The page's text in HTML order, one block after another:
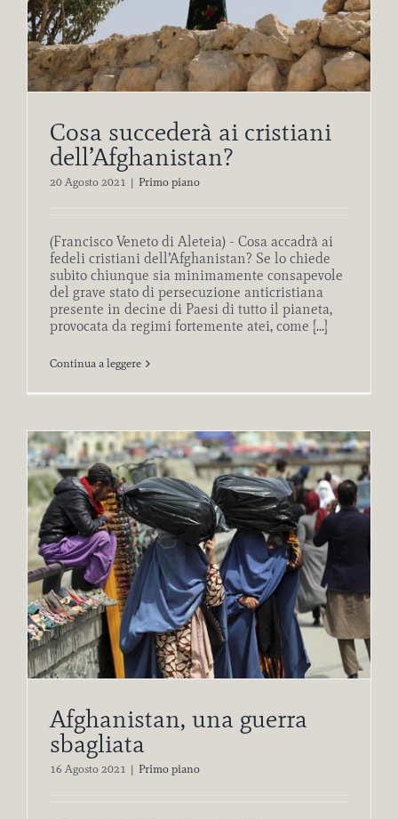
Cosa succederà ai cristiani
dell’Afghanistan?
20 Agosto 2021 | Primo piano
(Francisco Veneto di Aleteia) - Cosa accadrà ai
fedeli cristiani dell’Afghanistan? Se lo chiede
subito chiunque sia minimamente consapevole
del grave stato di persecuzione anticristiana
presente in decine di Paesi di tutto il pianeta,
provocata da regimi fortemente atei, come [...]
Continua a leggere
Afghanistan, una guerra
sbagliata
16 Agosto 2021 | Primo piano